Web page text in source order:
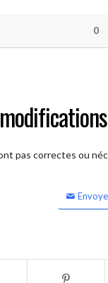
0
pas correctes ou